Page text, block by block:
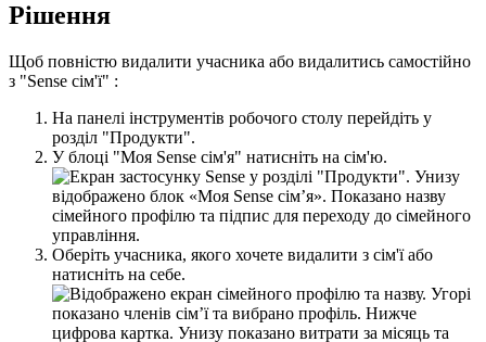
Рішення
Щоб повністю видалити учасника або видалитись самостійно
з "Sense сім'ї" :
На панелі інструментів робочого столу перейдіть у
розділ "Продукти".
У блоці "Моя Sense сім'я" натисніть на сім'ю.
Оберіть учасника, якого хочете видалити з сім'ї або
натисніть на себе.